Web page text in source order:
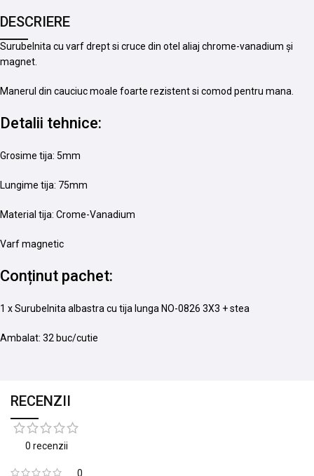
DESCRIERE
Surubelnita cu varf drept si cruce din otel aliaj chrome-vanadium și
magnet.
Manerul din cauciuc moale foarte rezistent si comod pentru mana.
Detalii tehnice:
Grosime tija: 5mm
Lungime tija: 75mm
Material tija: Crome-Vanadium
Varf magnetic
Conținut pachet:
1 x Surubelnita albastra cu tija lunga NO-0826 3X3 + stea
Ambalat: 32 buc/cutie
RECENZII
0 recenzii
0